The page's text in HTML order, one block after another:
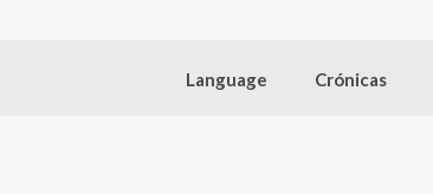
Language Crónicas